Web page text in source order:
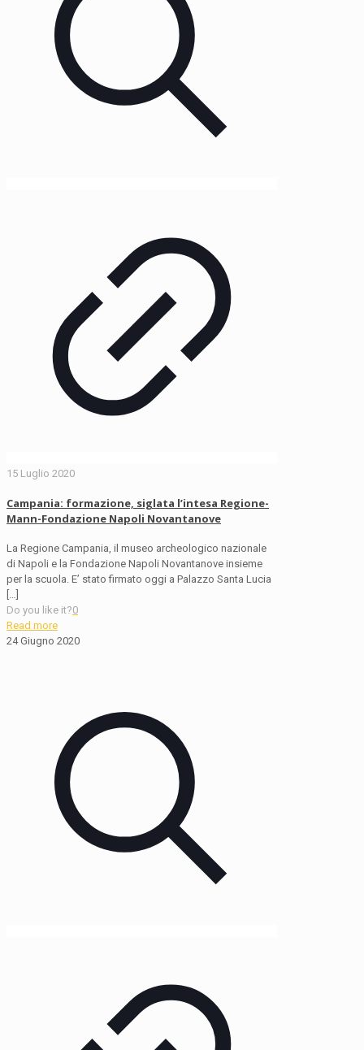
15 Luglio 2020
Campania: formazione, siglata l’intesa Regione-
Mann-Fondazione Napoli Novantanove
La Regione Campania, il museo archeologico nazionale
di Napoli e la Fondazione Napoli Novantanove insieme
per la scuola. E’ stato firmato oggi a Palazzo Santa Lucia
Do you like it?0
Read more
24 Giugno 2020